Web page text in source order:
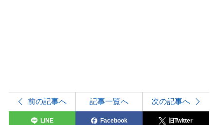
前の記事へ 記事一覧へ 次の記事へ
LINE Facebook 旧Twitter